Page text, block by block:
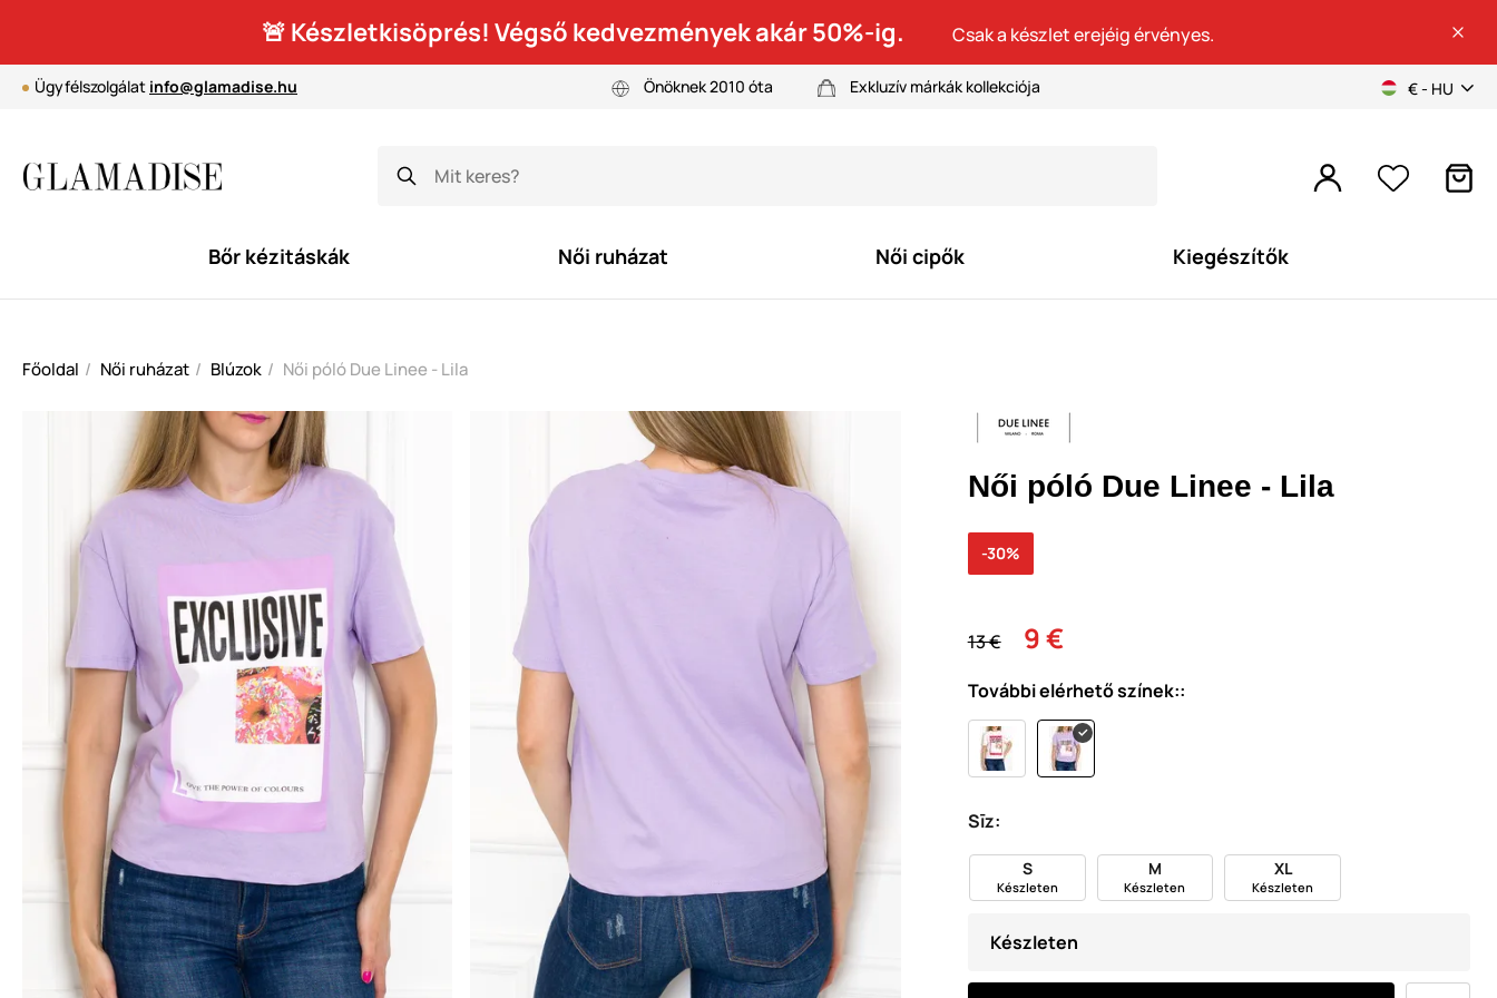
🚨 Készletkisöprés! Végső kedvezmények akár 50%-ig. Csak a készlet erejéig érvényes.
Ügyfélszolgálat info@glamadise.hu Önöknek 2010 óta Exkluzív márkák kollekciója € - HU
Bőr kézitáskák Női ruházat Női cipők Kiegészítők
Főoldal Női ruházat Blúzok Női póló Due Linee - Lila
Női póló Due Linee - Lila
13 € 9 €
-30%
További elérhető színek::
Sīz:
S
Készleten
M
Készleten
XL
Készleten
Készleten